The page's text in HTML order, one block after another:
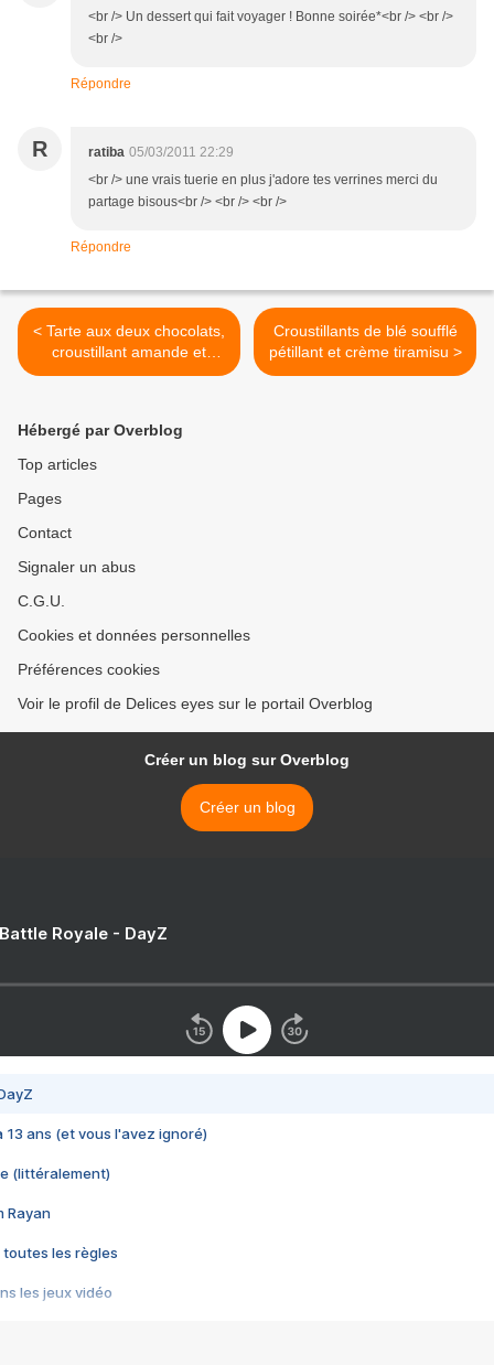
<br /> Un dessert qui fait voyager ! Bonne soirée*<br /> <br />
<br />
Répondre
R ratiba 05/03/2011 22:29
<br /> une vrais tuerie en plus j'adore tes verrines merci du
partage bisous<br /> <br /> <br />
Répondre
< Tarte aux deux chocolats,
croustillant amande et
framboises
Croustillants de blé soufflé
pétillant et crème tiramisu >
Hébergé par Overblog
Top articles
Pages
Contact
Signaler un abus
C.G.U.
Cookies et données personnelles
Préférences cookies
Voir le profil de Delices eyes sur le portail Overblog
Créer un blog sur Overblog
Créer un blog
Royale - DayZ
13 ans (et vous l'avez ignoré)
(littéralement)
Rayan
toutes les règles
les jeux vidéo